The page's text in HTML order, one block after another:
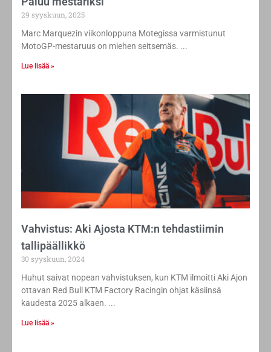
29 syyskuun, 2025
Marc Marquezin viikonloppuna Motegissa varmistunut
MotoGP-mestaruus on miehen seitsemäs.
Lue lisää »
Vahvistus: Aki Ajosta KTM:n tehdastiimin
tallipäällikkö
30 syyskuun, 2024
Huhut saivat nopean vahvistuksen, kun KTM ilmoitti Aki Ajon
ottavan Red Bull KTM Factory Racingin ohjat käsiinsä
kaudesta 2025 alkaen.
Lue lisää »